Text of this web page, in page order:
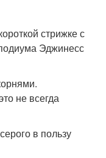
стрижке с
Эджинесс
в пользу